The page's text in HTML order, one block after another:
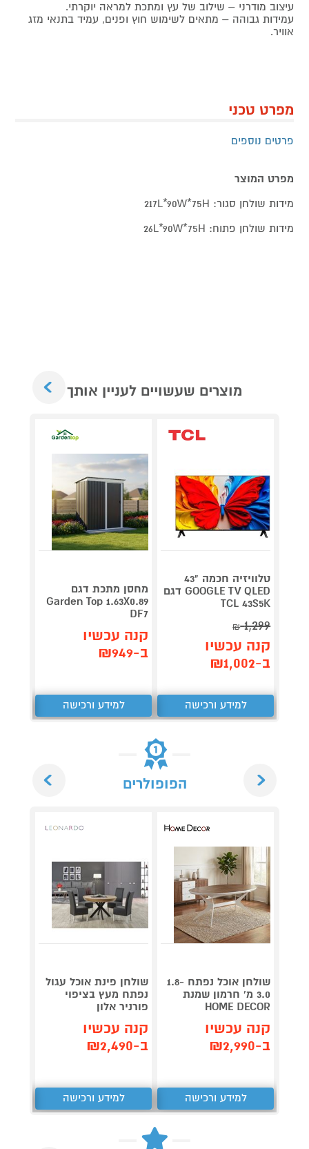
עיצוב מודרני – שילוב של עץ ומתכת למראה יוקרתי.
עמידות גבוהה – מתאים לשימוש חוץ ופנים, עמיד בתנאי מזג
אוויר.
מפרט טכני
פרטים נוספים
מפרט המוצר
מידות שולחן סגור: 217L*90W*75H
מידות שולחן פתוח: 26L*90W*75H
מוצרים שעשויים לעניין אותך
טלוויזיה חכמה "43
GOOGLE TV QLED דגם
TCL 43S5K
1,299
₪
קנה עכשיו
ב-₪1,002
למידע ורכישה
מחסן מתכת דגם
Garden Top 1.63X0.89
DF7
קנה עכשיו
ב-₪949
למידע ורכישה
הפופולרים
שולחן אוכל נפתח 1.8-
3.0 מ' חרמון שמנת
HOME DECOR
קנה עכשיו
ב-₪2,990
למידע ורכישה
שולחן פינת אוכל עגול
נפתח מעץ בציפוי
פורניר אלון
קנה עכשיו
ב-₪2,490
למידע ורכישה